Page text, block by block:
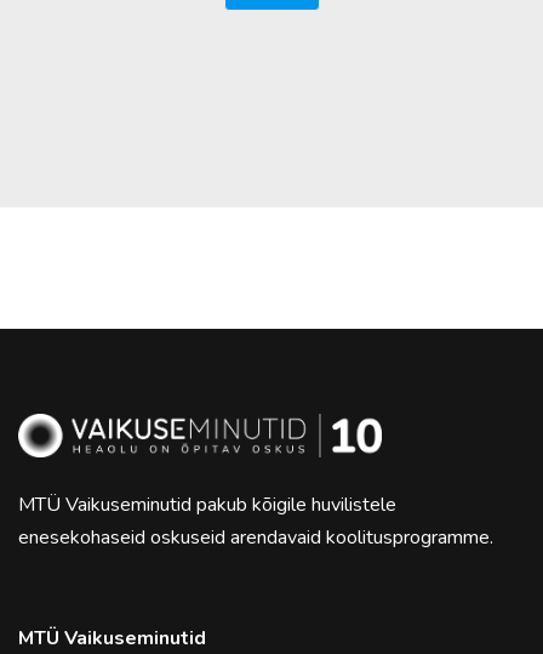
MTÜ Vaikuseminutid pakub kõigile huvilistele
enesekohaseid oskuseid arendavaid koolitusprogramme.
MTÜ Vaikuseminutid